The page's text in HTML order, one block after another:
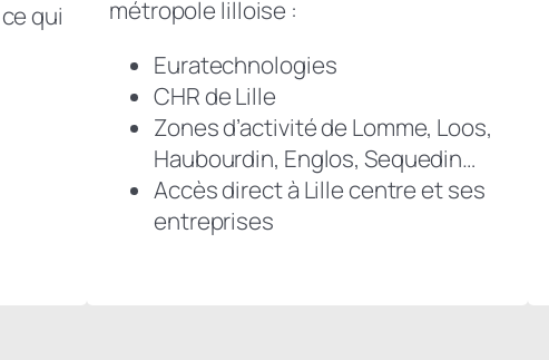
qui
métropole lilloise :
Euratechnologies
CHR de Lille
Zones d’activité de Lomme, Loos,
Haubourdin, Englos, Sequedin…
Accès direct à Lille centre et ses
entreprises